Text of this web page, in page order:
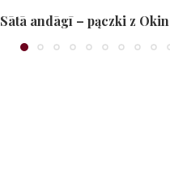
Sātā andāgī – pączki z